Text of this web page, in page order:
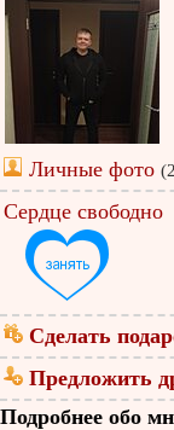
Личные фото
Сердце свободно
Сделать
Предложить
Подробнее обо